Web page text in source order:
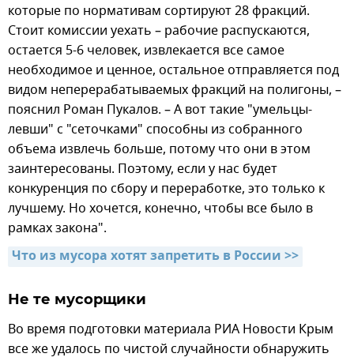
которые по нормативам сортируют 28 фракций.
Стоит комиссии уехать – рабочие распускаются,
остается 5-6 человек, извлекается все самое
необходимое и ценное, остальное отправляется под
видом неперерабатываемых фракций на полигоны, –
пояснил Роман Пукалов. – А вот такие "умельцы-
левши" с "сеточками" способны из собранного
объема извлечь больше, потому что они в этом
заинтересованы. Поэтому, если у нас будет
конкуренция по сбору и переработке, это только к
лучшему. Но хочется, конечно, чтобы все было в
рамках закона".
Что из мусора хотят запретить в России >>
Не те мусорщики
Во время подготовки материала РИА Новости Крым
все же удалось по чистой случайности обнаружить